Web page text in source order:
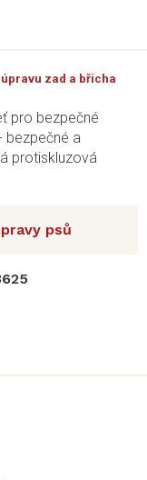
zad a břicha
pro bezpečné
bezpečné a
protiskluzová
psů